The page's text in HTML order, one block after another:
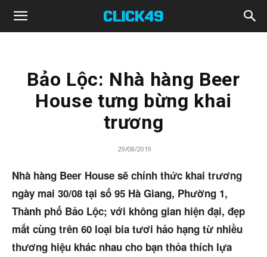
Click49
Bảo Lộc: Nhà hàng Beer
House tưng bừng khai
trương
29/08/2019
Nhà hàng Beer House sẽ chính thức khai trương
ngày mai 30/08 tại số 95 Hà Giang, Phường 1,
Thành phố Bảo Lộc; với không gian hiện đại, đẹp
mắt cùng trên 60 loại bia tươi hảo hạng từ nhiều
thương hiệu khác nhau cho bạn thỏa thích lựa